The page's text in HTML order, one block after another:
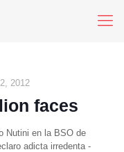
2012
faces
Nutini en la BSO de
adicta irredenta -